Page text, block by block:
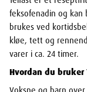
feksofenadin og kan
brukes ved
kløe, tett og
varer i ca. 24 timer.
Hvordan du bruker